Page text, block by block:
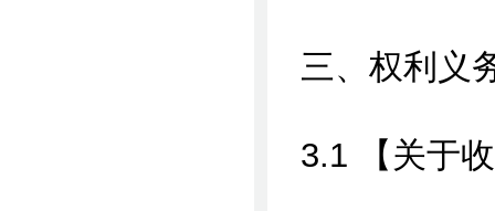
三、权利义
3.1 【关于